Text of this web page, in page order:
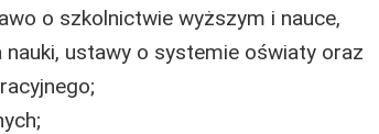
o szkolnictwie wyższym i nauce,
ustawy o systemie oświaty oraz